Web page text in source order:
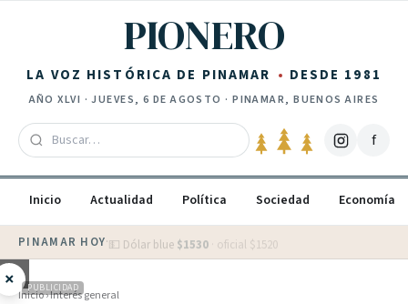
PIONERO
LA VOZ HISTÓRICA DE PINAMAR DESDE 1981
AÑOXLVI ·JUEVES, 6 DE AGOSTO · PINAMAR, BUENOS AIRES
f
Inicio Actualidad Política Sociedad Economía
PINAMAR HOY·💵 Dólar blue $1530 · oficial $ 1520
× PUBLICIDAD
Inicio›Interés general